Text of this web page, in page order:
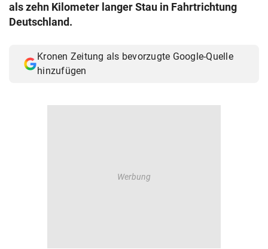
als zehn Kilometer langer Stau in Fahrtrichtung
Deutschland.
Kronen Zeitung als bevorzugte Google-Quelle
hinzufügen